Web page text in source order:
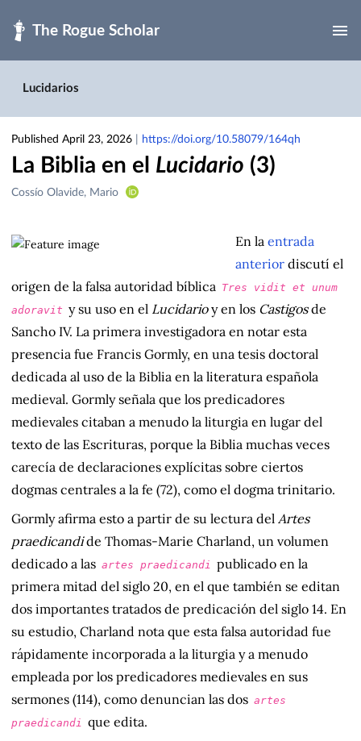
Lucidarios
Published April 23, 2026 https://doi.org/10.58079/164qh
La Biblia en el Lucidario (3)
Creators
Cossío Olavide, Mario
En la entrada
anterior discutí el
origen de la falsa autoridad bíblica Tres vidit et unum
adoravit y su uso en el Lucidarioy en los Castigosde
Sancho IV. La primera investigadora en notar esta
presencia fue Francis Gormly, en una tesis doctoral
dedicada al uso de la Biblia en la literatura española
medieval. Gormly señala que los predicadores
medievales citaban a menudo la liturgia en lugar del
texto de las Escrituras, porque la Biblia muchas veces
carecía de declaraciones explícitas sobre ciertos
dogmas centrales a la fe (72), como el dogma trinitario.
Gormly afirma esto a partir de su lectura del Artes
praedicandide Thomas-Marie Charland, un volumen
dedicado a las artes praedicandi publicado en la
primera mitad del siglo 20, en el que también se editan
dos importantes tratados de predicación del siglo 14. En
su estudio, Charland nota que esta falsa autoridad fue
rápidamente incorporada a la liturgia y a menudo
empleada por los predicadores medievales en sus
sermones (114), como denuncian las dos artes
praedicandi que edita.